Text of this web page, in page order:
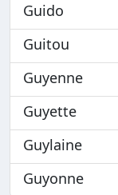
Guido
Guitou
Guyenne
Guyette
Guylaine
Guyonne